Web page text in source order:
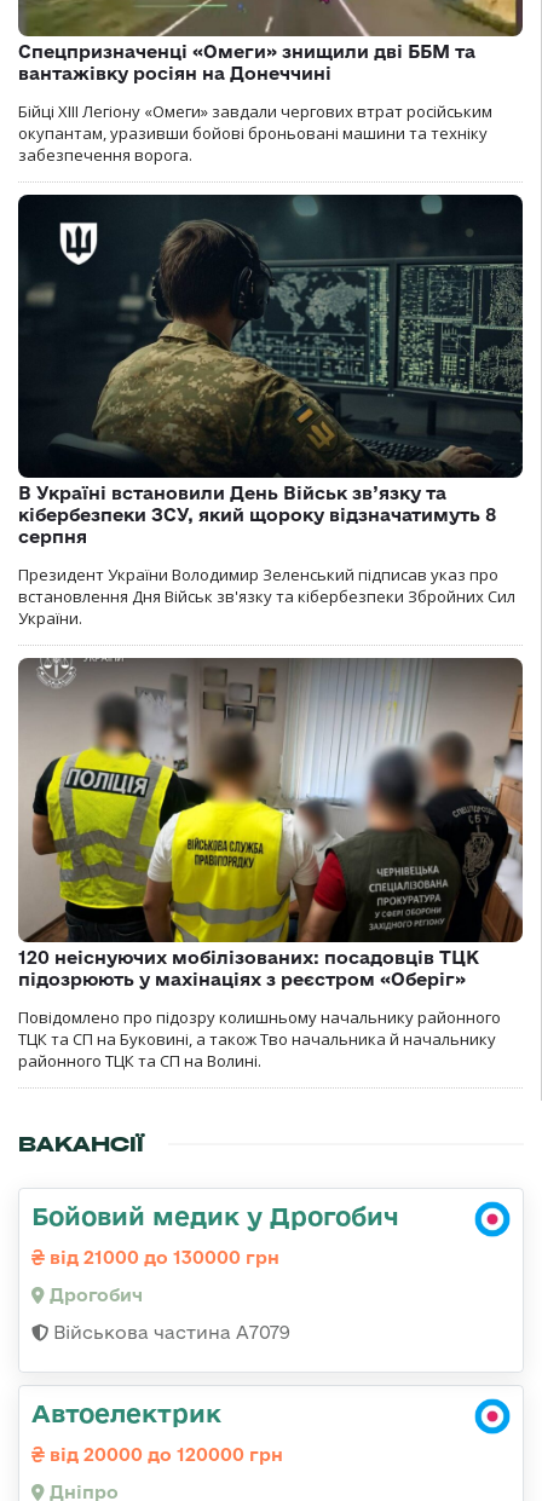
Спецпризначенці «Омеги» знищили дві ББМ та
вантажівку росіян на Донеччині
Бійці ХІІІ Легіону «Омеги» завдали чергових втрат російським
окупантам, уразивши бойові броньовані машини та техніку
забезпечення ворога.
В Україні встановили День Військ зв’язку та
кібербезпеки ЗСУ, який щороку відзначатимуть 8
серпня
Президент України Володимир Зеленський підписав указ про
встановлення Дня Військ зв'язку та кібербезпеки Збройних Сил
України.
120 неіснуючих мобілізованих: посадовців ТЦК
підозрюють у махінаціях з реєстром «Оберіг»
Повідомлено про підозру колишньому начальнику районного
ТЦК та СП на Буковині, а також Тво начальника й начальнику
районного ТЦК та СП на Волині.
ВАКАНСІЇ
Бойовий медик у Дрогобич
від 21000 до 130000 грн
Дрогобич
Військова частина А7079
Автоелектрик
від 20000 до 120000 грн
Дніпро